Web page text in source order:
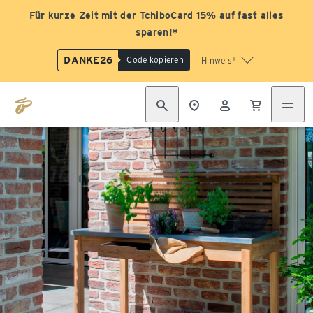
Für kurze Zeit mit der TchiboCard 15% auf fast alles
sparen!*
DANKE26 Code kopieren Hinweis*